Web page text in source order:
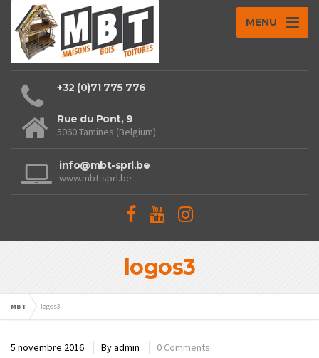
MENU
+32 (0)71 775 776
Rue du Pont, 9
5060 Tamines (Belgium)
info@mbt-sprl.be
www.mbt-sprl.be
logos3
MBT logos3
5 novembre 2016 Byadmin 0 Comments